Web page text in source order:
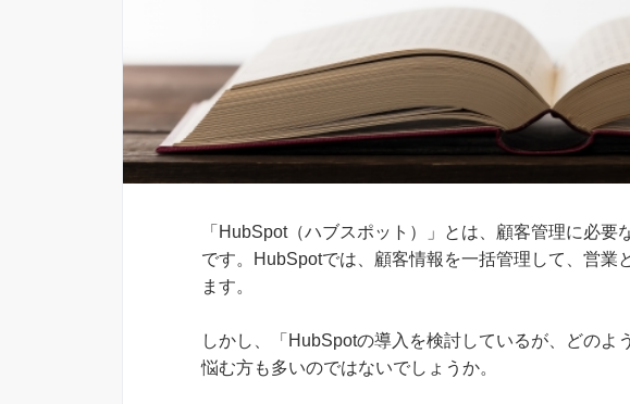
「HubSpot（ハブスポット）」とは、顧客管理に必
です。HubSpotでは、顧客情報を一括管理して、営業
ます。
しかし、「HubSpotの導入を検討しているが、どのよ
悩む方も多いのではないでしょうか。